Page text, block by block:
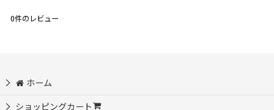
0件のレビュー
ホーム
ショッピングカート